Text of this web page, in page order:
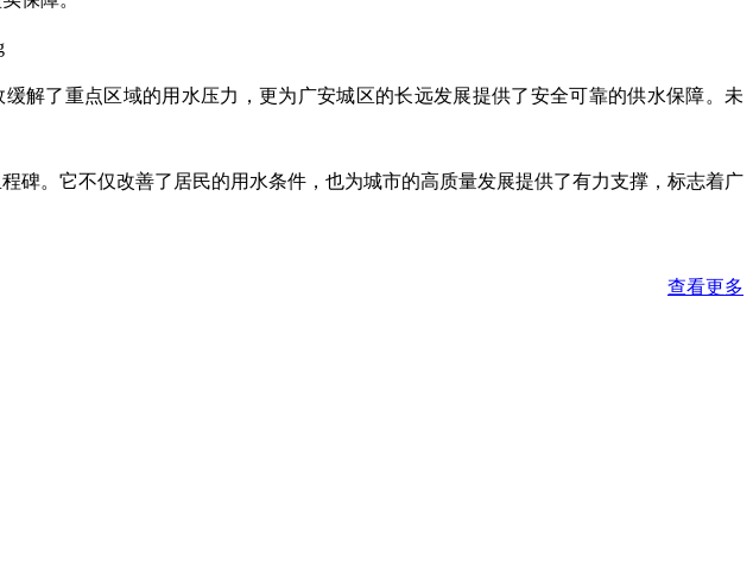
解了重点区域的用水压力，更为广安城区的长远发展提供了安全可靠的供水保障。未
碑。它不仅改善了居民的用水条件，也为城市的高质量发展提供了有力支撑，标志着广
查看更多